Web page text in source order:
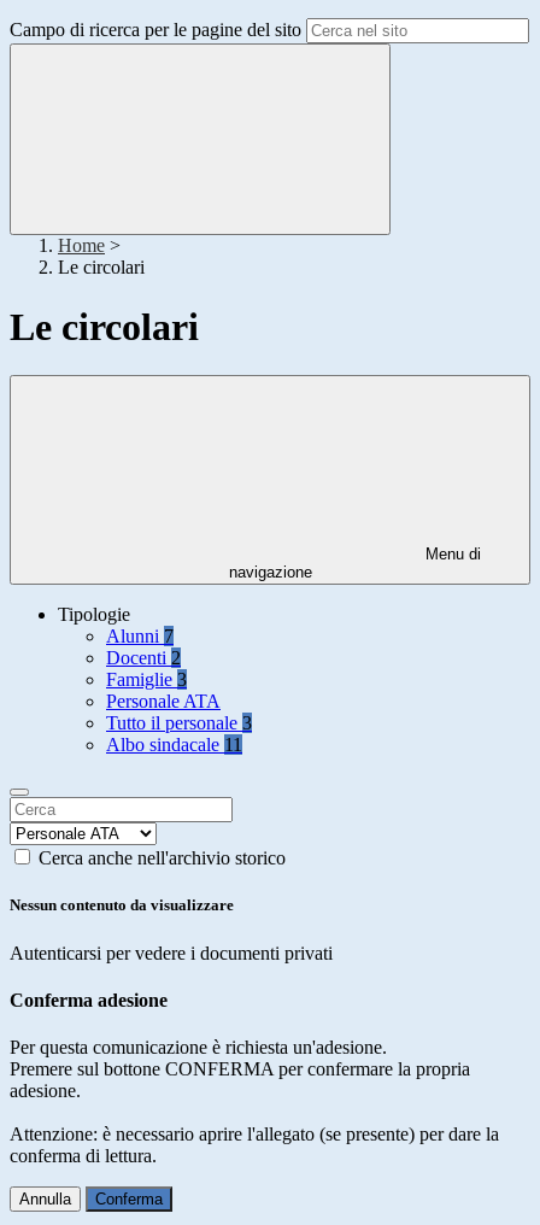
Campo di ricerca per le pagine del sito
Home >
Le circolari
Le circolari
Menu di
navigazione
Tipologie
Alunni 7
Docenti 2
Famiglie 3
Personale ATA
Tutto il personale 3
Albo sindacale 11
Cerca anche nell'archivio storico
Nessun contenuto da visualizzare
Autenticarsi per vedere i documenti privati
Conferma adesione
Per questa comunicazione è richiesta un'adesione.
Premere sul bottone CONFERMA per confermare la propria
adesione.
Attenzione: è necessario aprire l'allegato (se presente) per dare la
conferma di lettura.
Annulla Conferma